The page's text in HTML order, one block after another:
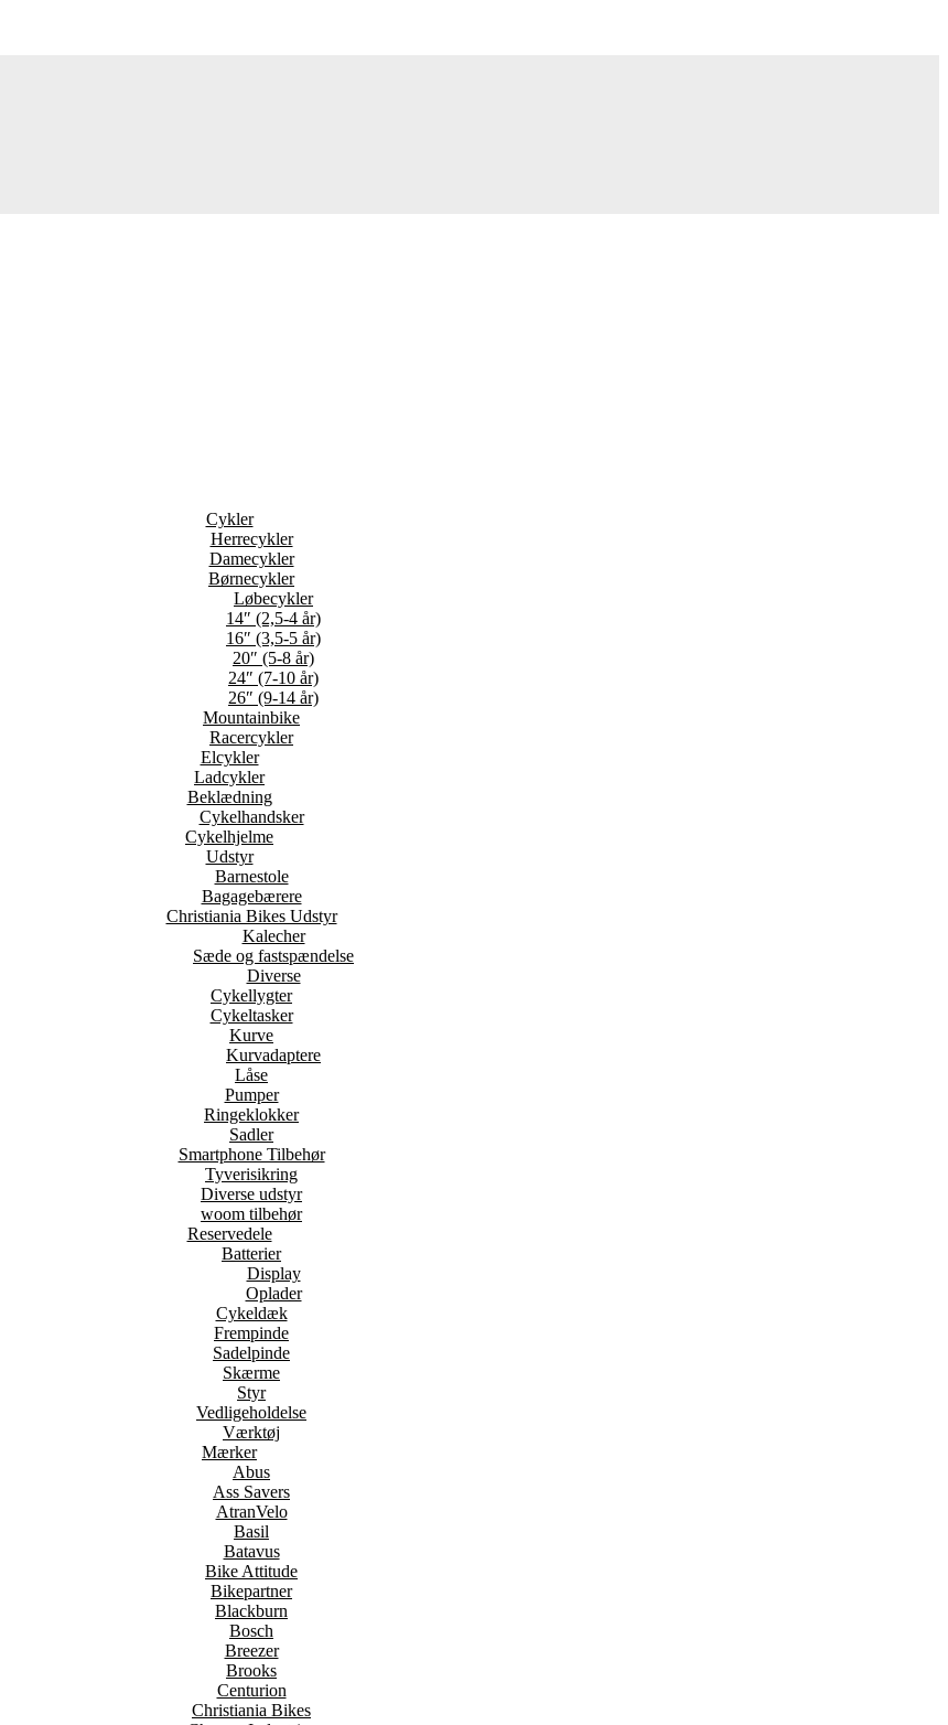
Cykler
Herrecykler
Damecykler
Børnecykler
Løbecykler
14″ (2,5-4 år)
16″ (3,5-5 år)
20″ (5-8 år)
24″ (7-10 år)
26″ (9-14 år)
Mountainbike
Racercykler
Elcykler
Ladcykler
Beklædning
Cykelhandsker
Cykelhjelme
Udstyr
Barnestole
Bagagebærere
Christiania Bikes Udstyr
Kalecher
Sæde og fastspændelse
Diverse
Cykellygter
Cykeltasker
Kurve
Kurvadaptere
Låse
Pumper
Ringeklokker
Sadler
Smartphone Tilbehør
Tyverisikring
Diverse udstyr
woom tilbehør
Reservedele
Batterier
Display
Oplader
Cykeldæk
Frempinde
Sadelpinde
Skærme
Styr
Vedligeholdelse
Værktøj
Mærker
Abus
Ass Savers
AtranVelo
Basil
Batavus
Bike Attitude
Bikepartner
Blackburn
Bosch
Breezer
Brooks
Centurion
Christiania Bikes